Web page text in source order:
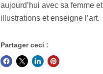
aujourd’hui avec sa femme
illustrations et enseigne l’art.
Partager ceci :